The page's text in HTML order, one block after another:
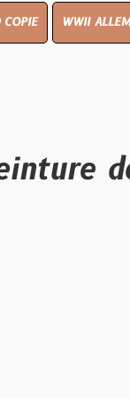
ALLEMAND
de